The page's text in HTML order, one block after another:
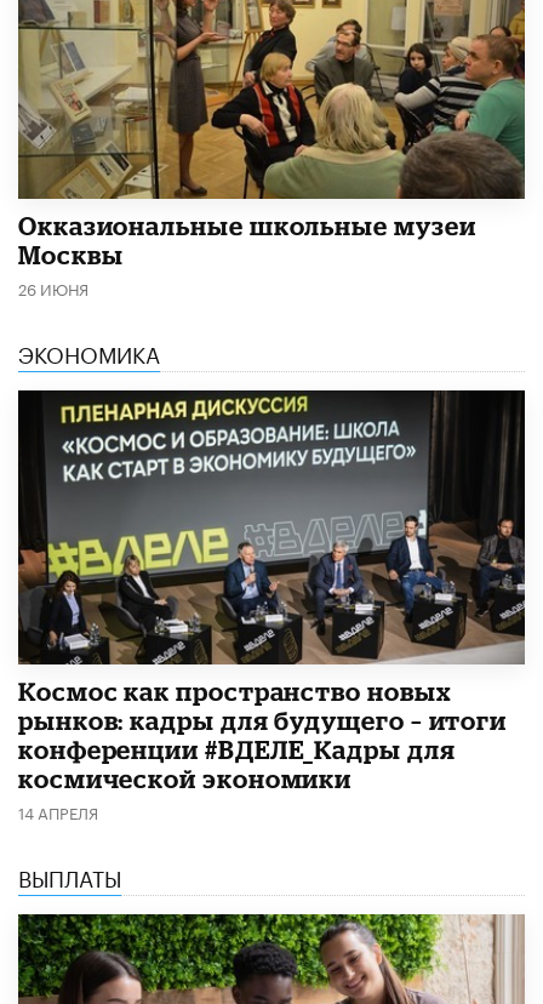
​Окказиональные школьные музеи
Москвы
26 ИЮНЯ
ЭКОНОМИКА
Космос как пространство новых
рынков: кадры для будущего – итоги
конференции #ВДЕЛЕ_Кадры для
космической экономики
14 АПРЕЛЯ
ВЫПЛАТЫ